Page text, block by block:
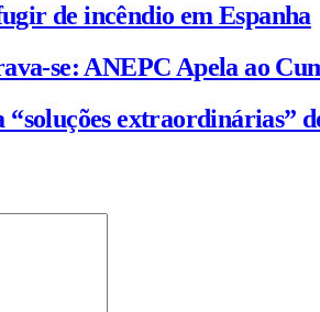
de incêndio em Espanha
se: ANEPC Apela ao
extraordinárias”